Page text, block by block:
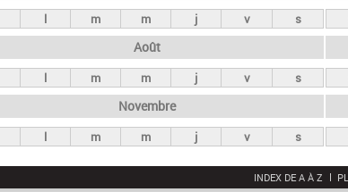
l m m j v s
Août
l m m j v s
Novembre
l m m j v s
INDEX DE A À Z